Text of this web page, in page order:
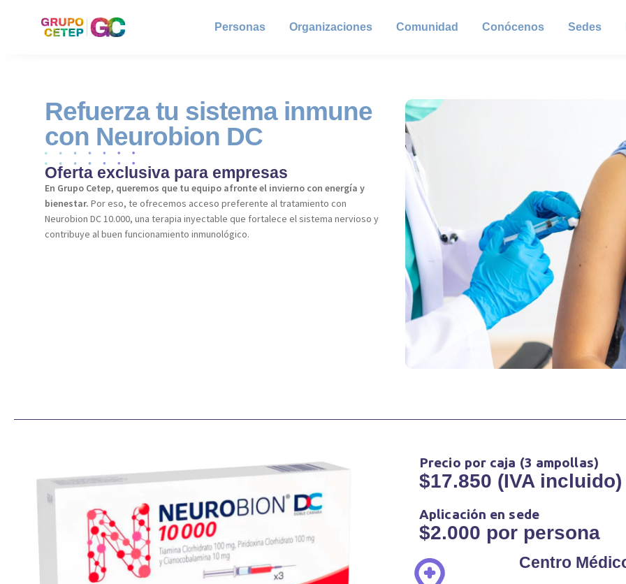
Personas Organizaciones Comunidad Conócenos Sedes
Refuerza tu sistema inmune
con Neurobion DC
Oferta exclusiva para empresas
En Grupo Cetep, queremos que tu equipo afronte el invierno con energía y
bienestar. Por eso, te ofrecemos acceso preferente al tratamiento con
Neurobion DC 10.000, una terapia inyectable que fortalece el sistema nervioso y
contribuye al buen funcionamiento inmunológico.
Precio por caja (3 ampollas)
$17.850 (IVA incluido)
Aplicación en sede
$2.000 por persona
Centro